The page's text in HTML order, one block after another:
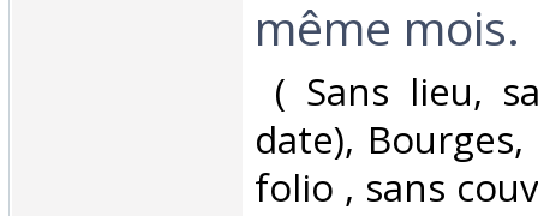
même mois.‎
( Sans lieu,
date),
folio , sans